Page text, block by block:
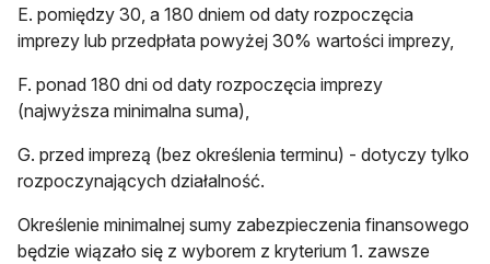
E. pomiędzy 30, a 180 dniem od daty rozpoczęcia
imprezy lub przedpłata powyżej 30% wartości imprezy,
F. ponad 180 dni od daty rozpoczęcia imprezy
(najwyższa minimalna suma),
G. przed imprezą (bez określenia terminu) - dotyczy tylko
rozpoczynających działalność.
Określenie minimalnej sumy zabezpieczenia finansowego
będzie wiązało się z wyborem z kryterium 1. zawsze